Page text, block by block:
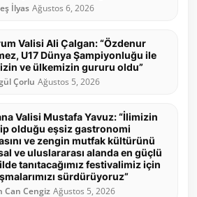
İlyas Ağustos 6, 2026
Valisi Ali Çalgan: “Özdenur
U17 Dünya Şampiyonluğu ile
ve ülkemizin gururu oldu”
Çorlu Ağustos 5, 2026
Valisi Mustafa Yavuz: “İlimizin
olduğu eşsiz gastronomi
ve zengin mutfak kültürünü
ve uluslararası alanda en güçlü
tanıtacağımız festivalimiz için
sürdürüyoruz”
Can Cengiz Ağustos 5, 2026